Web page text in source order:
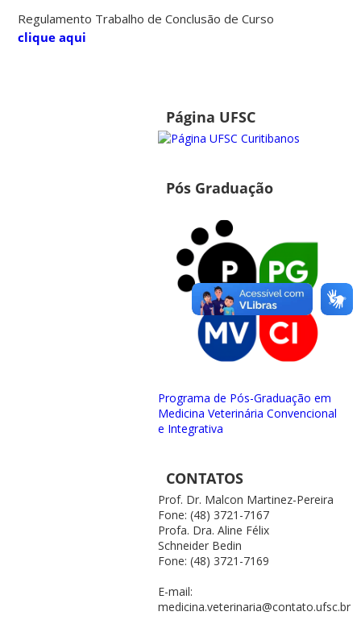
Regulamento Trabalho de Conclusão de Curso
clique aqui
Página UFSC
Pós Graduação
Programa de Pós-Graduação em
Medicina Veterinária Convencional
e Integrativa
CONTATOS
Prof. Dr. Malcon Martinez-Pereira
Fone: (48) 3721-7167
Profa. Dra. Aline Félix
Schneider Bedin
Fone: (48) 3721-7169
E-mail:
medicina.veterinaria@contato.ufsc.br